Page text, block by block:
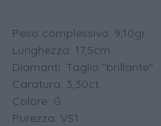
Peso complessivo: 9,10gr.
Lunghezza: 17,5cm
Diamanti: Taglio "brillante"
Caratura: 3,30ct.
Colore: G
Purezza: VS1